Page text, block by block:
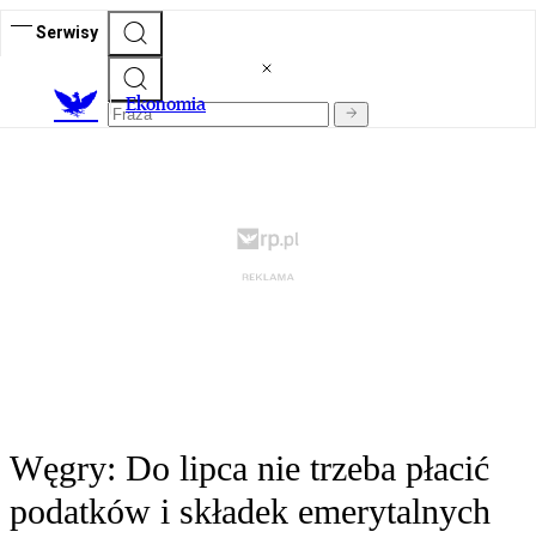
Serwisy
Ekonomia
Węgry: Do lipca nie trzeba płacić
podatków i składek emerytalnych